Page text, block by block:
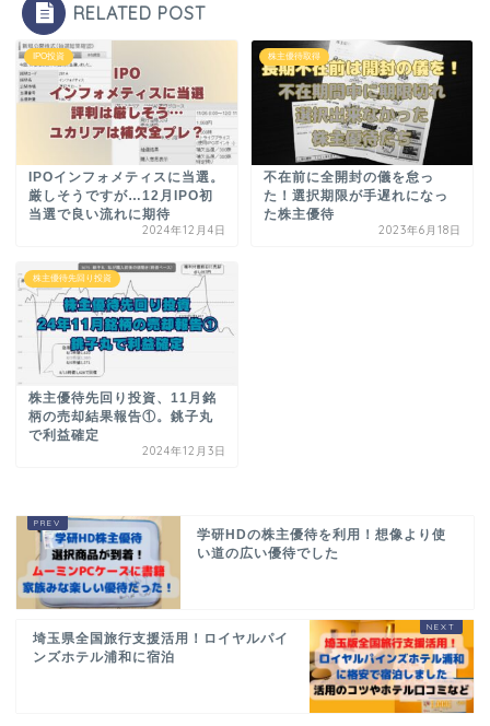
RELATED POST
IPO投資
IPOインフォメティスに当選。
厳しそうですが…12月IPO初
当選で良い流れに期待
2024年12月4日
株主優待取得
不在前に全開封の儀を怠っ
た！選択期限が手遅れになっ
た株主優待
2023年6月18日
株主優待先回り投資
株主優待先回り投資、11月銘
柄の売却結果報告①。銚子丸
で利益確定
2024年12月3日
学研HDの株主優待を利用！想像より使
い道の広い優待でした
埼玉県全国旅行支援活用！ロイヤルパイ
ンズホテル浦和に宿泊